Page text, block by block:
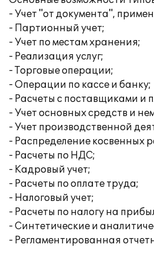
- Учет "от документа",
- Партионный учет;
- Учет по местам хранения;
- Реализация услуг;
- Торговые операции;
- Операции по кассе и банку;
- Расчеты с поставщиками и
- Учет основных средств и
- Учет производственной
- Распределение косвенных
- Расчеты по НДС;
- Кадровый учет;
- Расчеты по оплате труда;
- Налоговый учет;
- Расчеты по налогу на
- Синтетические и
- Регламентированная